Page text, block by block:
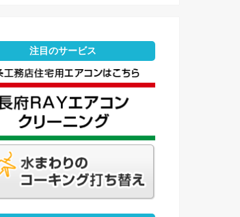
注目のサービス